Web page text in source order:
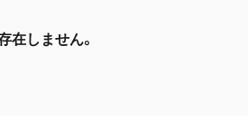
在しません。